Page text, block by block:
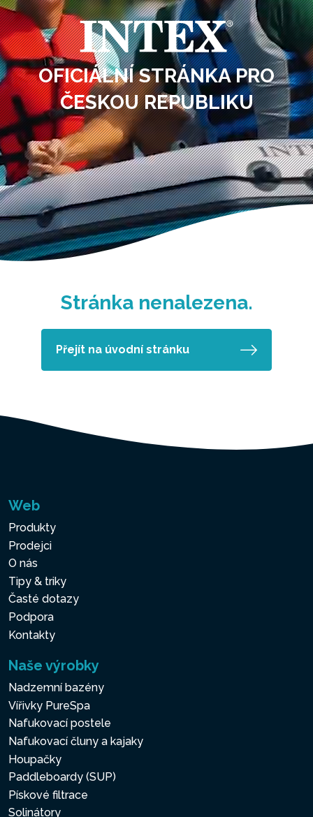
OFICIÁLNÍ STRÁNKA PRO
ČESKOU REPUBLIKU
Stránka nenalezena.
Přejít na úvodní stránku
Web
Produkty
Prodejci
O nás
Tipy & triky
Časté dotazy
Podpora
Kontakty
Naše výrobky
Nadzemní bazény
Vířivky PureSpa
Nafukovací postele
Nafukovací čluny a kajaky
Houpačky
Paddleboardy (SUP)
Pískové filtrace
Solinátory